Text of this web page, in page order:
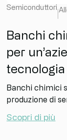
Semiconduttori
Banchi
per
tecnologia
Banchi chimici
produzione di
Scopri di più